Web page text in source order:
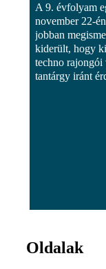
A 9. évfolyam
november 22-
jobban
kiderült, hogy
techno
tantárgy iránt
Oldalak